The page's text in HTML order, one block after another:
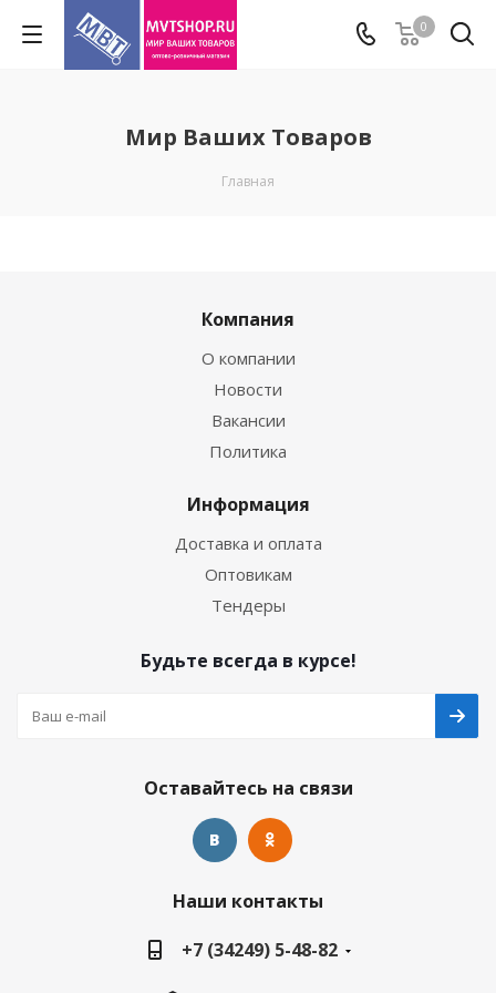
0
Мир Ваших Товаров
Главная
Компания
О компании
Новости
Вакансии
Политика
Информация
Доставка и оплата
Оптовикам
Тендеры
Будьте всегда в курсе!
Оставайтесь на связи
Наши контакты
+7 (34249) 5-48-82